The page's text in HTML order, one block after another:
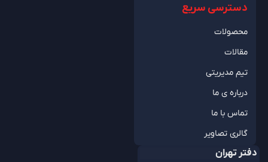
دسترسی سریع
محصولات
مقالات
تیم مدیریتی
درباره ی ما
تماس با ما
گالری تصاویر
دفتر تهران